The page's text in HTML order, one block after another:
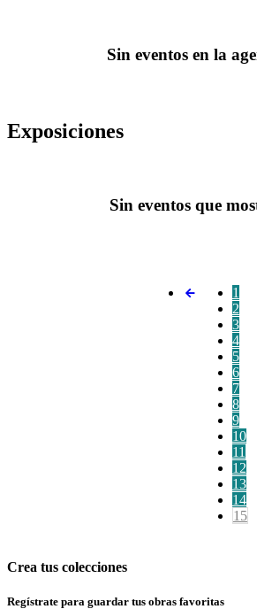
Sin eventos en la
Exposiciones
Sin eventos que
1
2
3
4
5
6
7
8
9
10
11
12
13
14
15
Crea tus colecciones
Regístrate para guardar tus obras favoritas